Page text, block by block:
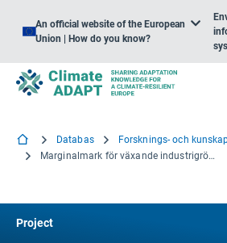
An official website of the European
Union | How do you know?
Databas
Forsknings- och
Marginalmark för växande industrigrödor: Förvandla en börda till en möjlighet
Project